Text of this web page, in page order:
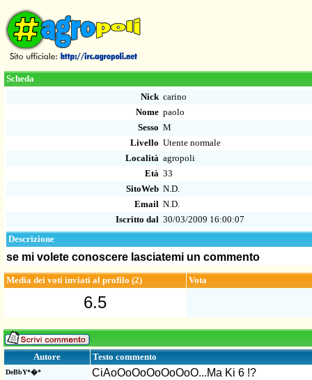
Scheda
Nick carino
Nome paolo
Sesso M
Livello Utente normale
Località agropoli
Età 33
SitoWeb N.D.
Email N.D.
Iscritto dal 30/03/2009 16:00:07
Descrizione
se mi volete conoscere lasciatemi un commento
Media dei voti inviati al profilo (2) Vota
6.5
Autore Testo commento
DeBbY*�* CiAoOoOoOoOoOoO...Ma Ki 6 !?